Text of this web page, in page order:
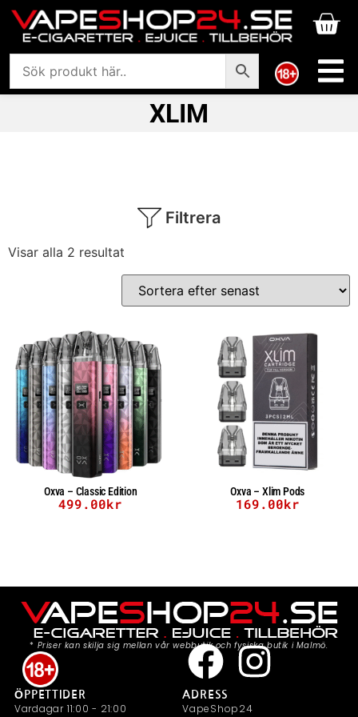
XLIM
Filtrera
Visar alla 2 resultat
Oxva – Classic Edition
499.00kr
Oxva – Xlim Pods
169.00kr
* Priser kan skilja sig mellan vår webbutik och fysiska butik i Malmö.
ÖPPETTIDER
Vardagar 11:00 - 21:00
ADRESS
VapeShop24